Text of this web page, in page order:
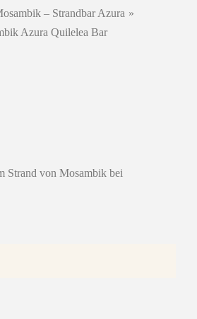
– Strandbar Azura
Azura Quilelea Bar
Strand von Mosambik bei